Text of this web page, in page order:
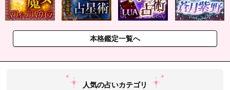
本格鑑定一覧へ
人気の占いカテゴリ